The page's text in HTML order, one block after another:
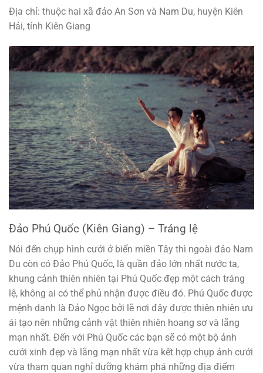
Địa chỉ: thuộc hai xã đảo An Sơn và Nam Du, huyện Kiên
Hải, tỉnh Kiên Giang
Đảo Phú Quốc (Kiên Giang) – Tráng lệ
Nói đến chụp hình cưới ở biển miền Tây thì ngoài đảo Nam
Du còn có Đảo Phú Quốc, là quần đảo lớn nhất nước ta,
khung cảnh thiên nhiên tại Phú Quốc đẹp một cách tráng
lệ, không ai có thể phủ nhận được điều đó. Phú Quốc được
mệnh danh là Đảo Ngọc bởi lẽ nơi đây được thiên nhiên ưu
ái tạo nên những cảnh vật thiên nhiên hoang sơ và lãng
mạn nhất. Đến với Phú Quốc các bạn sẽ có một bộ ảnh
cưới xinh đẹp và lãng mạn nhất vừa kết hợp chụp ảnh cưới
vừa tham quan nghỉ dưỡng khám phá những địa điểm